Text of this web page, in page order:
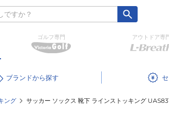
ゴルフ専門 アウトドア専
ブランド
ング サッカー ソックス 靴下 ラインストッキング